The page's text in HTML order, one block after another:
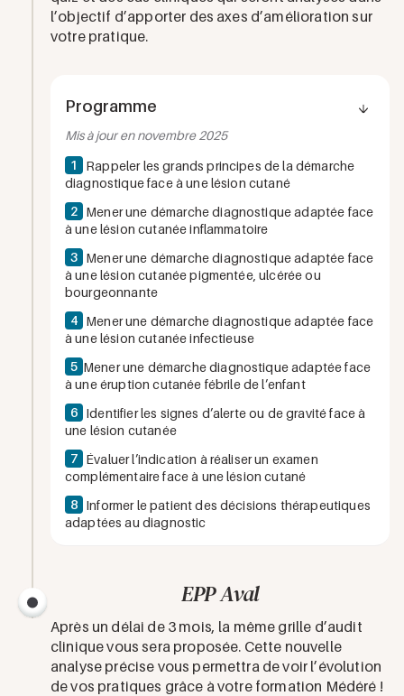
l’objectif d’apporter des axes d’amélioration sur
votre pratique.
Programme
Mis à jour en novembre 2025
1
Rappeler les grands principes de la démarche
diagnostique face à une lésion cutané
2 Mener une démarche diagnostique adaptée face
à une lésion cutanée inflammatoire
3 Mener une démarche diagnostique adaptée face
à une lésion cutanée pigmentée, ulcérée ou
bourgeonnante
4 Mener une démarche diagnostique adaptée face
à une lésion cutanée infectieuse
5 Mener une démarche diagnostique adaptée face
à une éruption cutanée fébrile de l’enfant
6 Identifier les signes d’alerte ou de gravité face à
une lésion cutanée
7 Évaluer l’indication à réaliser un examen
complémentaire face à une lésion cutané
8 Informer le patient des décisions thérapeutiques
adaptées au diagnostic
EPP Aval
Après un délai de 3 mois, la même grille d’audit
clinique vous sera proposée. Cette nouvelle
analyse précise vous permettra de voir l’évolution
de vos pratiques grâce à votre formation Médéré !